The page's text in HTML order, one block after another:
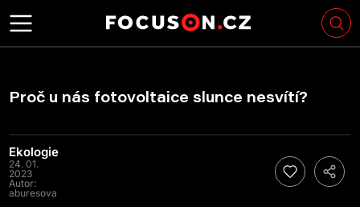
Proč u nás fotovoltaice slunce nesvítí?
Ekologie
24. 01.
2023
Autor:
aburesova